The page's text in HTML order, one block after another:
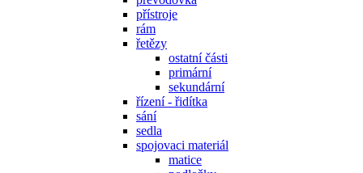
přístroje
rám
řetězy
ostatní části
primární
sekundární
řízení - řidítka
sání
sedla
spojovaci materiál
matice